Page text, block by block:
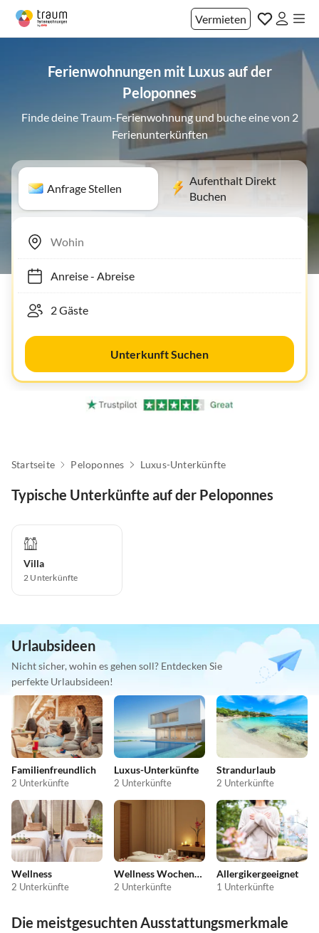
Vermieten
Ferienwohnungen mit Luxus auf der
Peloponnes
Finde deine Traum-Ferienwohnung und buche eine von 2
Ferienunterkünften
Anfrage Stellen
Aufenthalt Direkt
Buchen
Anreise- Abreise
Unterkunft Suchen
Startseite Peloponnes Luxus-Unterkünfte
Typische Unterkünfte auf der Peloponnes
Villa
2 Unterkünfte
Urlaubsideen
Nicht sicher, wohin es gehen soll? Entdecken Sie
perfekte Urlaubsideen!
Familienfreundlich
2 Unterkünfte
Luxus-Unterkünfte
2 Unterkünfte
Strandurlaub
2 Unterkünfte
Wellness
2 Unterkünfte
Wellness Wochenende
2 Unterkünfte
Allergikergeeignet
1 Unterkünfte
Die meistgesuchten Ausstattungsmerkmale